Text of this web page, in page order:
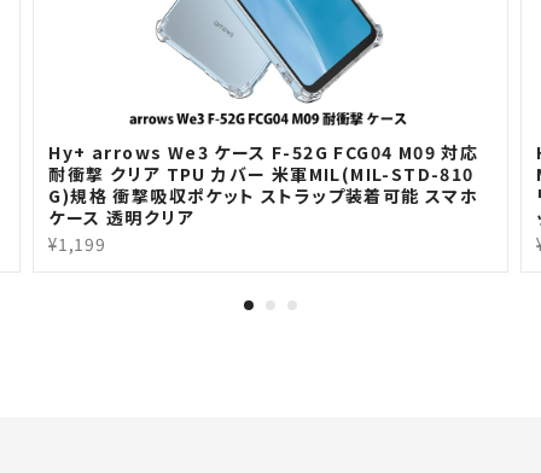
Hy+ arrows We3 ケース F-52G FCG04 M09 対応
耐衝撃 クリア TPU カバー 米軍MIL(MIL-STD-810
G)規格 衝撃吸収ポケット ストラップ装着可能 スマホ
ケース 透明クリア
¥1,199